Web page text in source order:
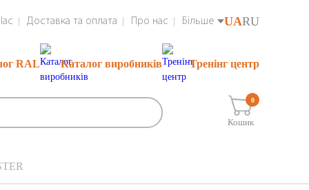
Доставка та оплата Про нас Більше UARU
RAL Каталог виробників Тренінг центр
Кошик
0